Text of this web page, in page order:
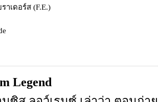
าเดอร์ส (F.E.)
Legend